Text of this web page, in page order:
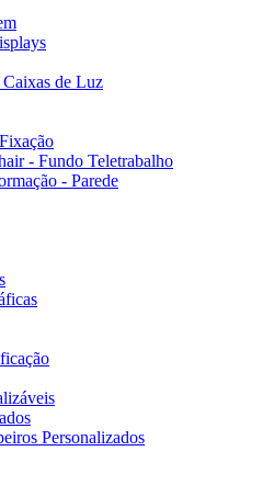
de Luz
- Fundo Teletrabalho
- Parede
Personalizados